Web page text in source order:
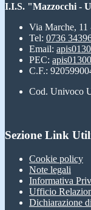
I.I.S. "Mazzocchi -
Via Marche,
Tel: 0736
Email:
PEC:
C.F.:
Cod. Univoco
Sezione Link
Cookie policy
Note legali
Informativa
Ufficio
Dichiarazione